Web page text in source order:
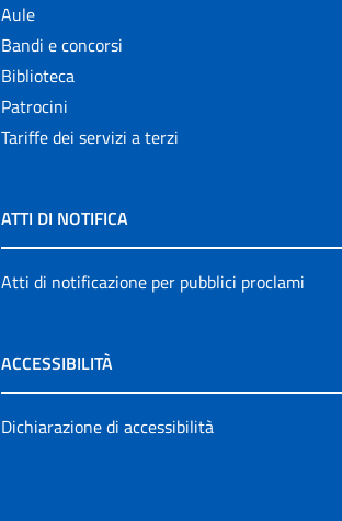
Aule
Bandi e concorsi
Biblioteca
Patrocini
Tariffe dei servizi a terzi
ATTI DI NOTIFICA
Atti di notificazione per pubblici proclami
ACCESSIBILITÀ
Dichiarazione di accessibilità